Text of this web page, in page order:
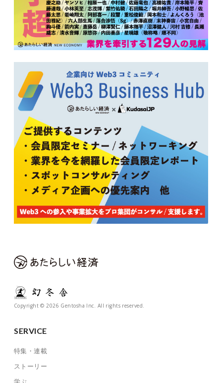
Copyright © 2026 Gentosha Inc. All rights reserved.
SERVICE
特集・連載
ストーリー